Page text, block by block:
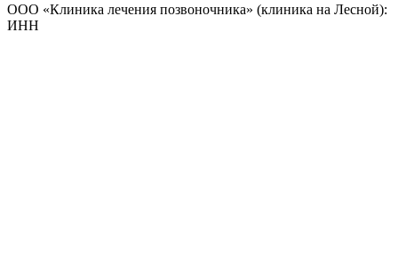
ООО «Клиника лечения позвоночника» (клиника на Лесной):
ИНН